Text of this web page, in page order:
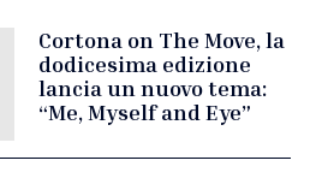
Cortona on The Move, la
dodicesima edizione
lancia un nuovo tema:
“Me, Myself and Eye”